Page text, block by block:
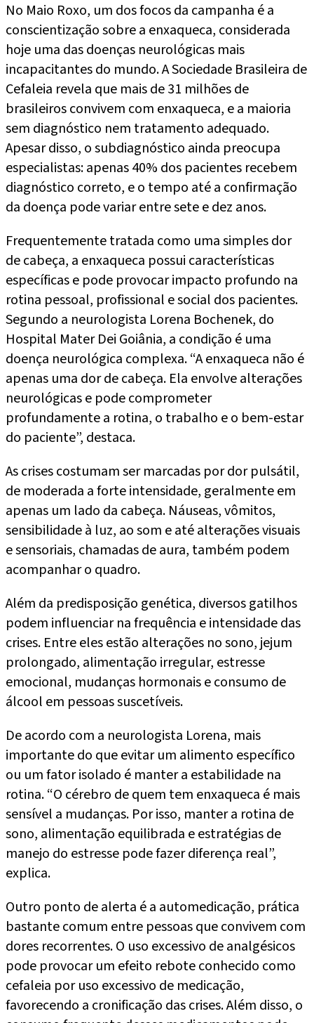
No Maio Roxo, um dos focos da campanha é a
conscientização sobre a enxaqueca, considerada
hoje uma das doenças neurológicas mais
incapacitantes do mundo. A Sociedade Brasileira de
Cefaleia revela que mais de 31 milhões de
brasileiros convivem com enxaqueca, e a maioria
sem diagnóstico nem tratamento adequado.
Apesar disso, o subdiagnóstico ainda preocupa
especialistas: apenas 40% dos pacientes recebem
diagnóstico correto, e o tempo até a confirmação
da doença pode variar entre sete e dez anos.
Frequentemente tratada como uma simples dor
de cabeça, a enxaqueca possui características
específicas e pode provocar impacto profundo na
rotina pessoal, profissional e social dos pacientes.
Segundo a neurologista Lorena Bochenek, do
Hospital Mater Dei Goiânia, a condição é uma
doença neurológica complexa. “A enxaqueca não é
apenas uma dor de cabeça. Ela envolve alterações
neurológicas e pode comprometer
profundamente a rotina, o trabalho e o bem-estar
do paciente”, destaca.
As crises costumam ser marcadas por dor pulsátil,
de moderada a forte intensidade, geralmente em
apenas um lado da cabeça. Náuseas, vômitos,
sensibilidade à luz, ao som e até alterações visuais
e sensoriais, chamadas de aura, também podem
acompanhar o quadro.
Além da predisposição genética, diversos gatilhos
podem influenciar na frequência e intensidade das
crises. Entre eles estão alterações no sono, jejum
prolongado, alimentação irregular, estresse
emocional, mudanças hormonais e consumo de
álcool em pessoas suscetíveis.
De acordo com a neurologista Lorena, mais
importante do que evitar um alimento específico
ou um fator isolado é manter a estabilidade na
rotina. “O cérebro de quem tem enxaqueca é mais
sensível a mudanças. Por isso, manter a rotina de
sono, alimentação equilibrada e estratégias de
manejo do estresse pode fazer diferença real”,
explica.
Outro ponto de alerta é a automedicação, prática
bastante comum entre pessoas que convivem com
dores recorrentes. O uso excessivo de analgésicos
pode provocar um efeito rebote conhecido como
cefaleia por uso excessivo de medicação,
favorecendo a cronificação das crises. Além disso, o